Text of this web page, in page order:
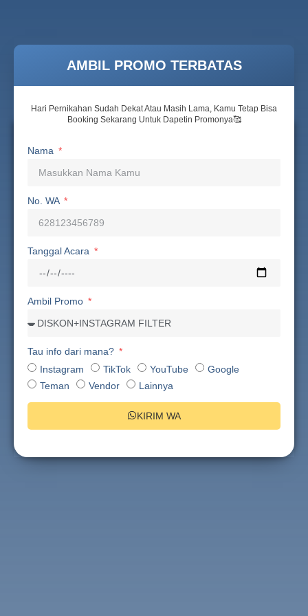
AMBIL PROMO TERBATAS
Hari Pernikahan Sudah Dekat Atau Masih Lama, Kamu Tetap Bisa
Booking Sekarang Untuk Dapetin Promonya🥰
Nama
No. WA
Tanggal Acara
Ambil Promo
Tau info dari mana?
Instagram
TikTok YouTube
Google
Teman
Vendor Lainnya
KIRIM WA